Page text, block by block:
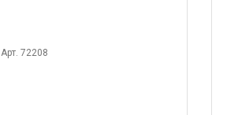
Арт. 72208